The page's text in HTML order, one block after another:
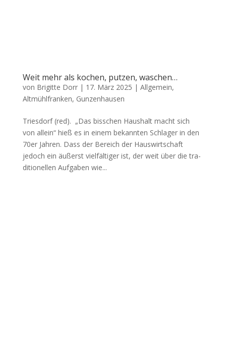
Weit mehr als kochen, putzen, waschen…
von Brigitte Dorr| 17. März 2025 | Allgemein,
Altmühlfranken, Gunzenhausen
Tri­es­dorf (red). „Das biss­chen Haus­halt macht sich
von allein“ hieß es in einem bekann­ten Schla­ger in den
70er Jah­ren. Dass der Bereich der Haus­wirt­schaft
jedoch ein äußerst viel­fäl­ti­ger ist, der weit über die tra­
di­tio­nel­len Auf­ga­ben wie...